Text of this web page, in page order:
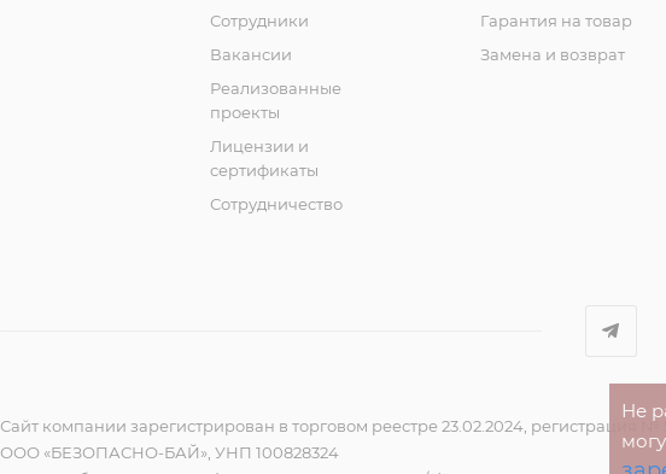
Сотрудники
Вакансии
Реализованные
проекты
Лицензии и
сертификаты
Сотрудничество
Гарантия на товар
Замена и возврат
Сайт компании зарегистрирован в торговом реестре 23.02.2024, регистрация №
ООО «БЕЗОПАСНО-БАЙ», УНП 100828324
Не